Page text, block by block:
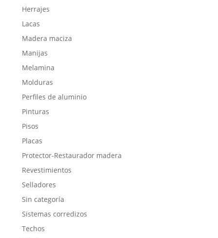
Herrajes
Lacas
Madera maciza
Manijas
Melamina
Molduras
Perfiles de aluminio
Pinturas
Pisos
Placas
Protector-Restaurador madera
Revestimientos
Selladores
Sin categoría
Sistemas corredizos
Techos